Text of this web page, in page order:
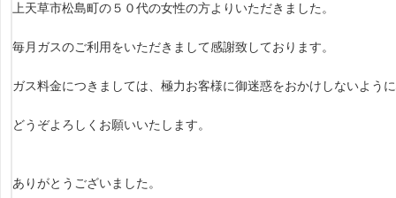
上天草市松島町の５０代の女性の方よりいただきました。
毎月ガスのご利用をいただきまして感謝致しております。
ガス料金につきましては、極力お客様に御迷惑をおかけしないよう
どうぞよろしくお願いいたします。
ありがとうございました。